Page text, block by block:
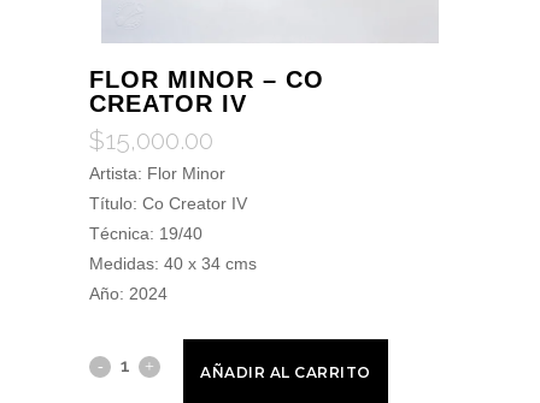
FLOR MINOR – CO
CREATOR IV
$15,000.00
Artista: Flor Minor
Título: Co Creator IV
Técnica: 19/40
Medidas: 40 x 34 cms
Año: 2024
AÑADIR AL CARRITO